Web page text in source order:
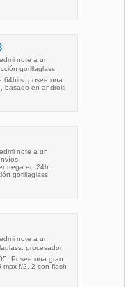
note a un
gorillaglass.
64bits. posee una
basado en android
note a un
en 24h.
gorillaglass.
note a un
procesador
Posee una gran
mpx f/2. 2 con flash